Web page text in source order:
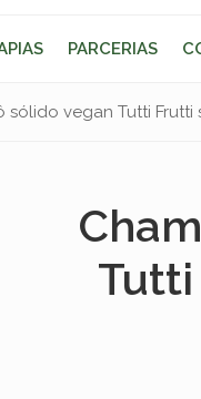
PARCERIAS
sólido vegan Tutti